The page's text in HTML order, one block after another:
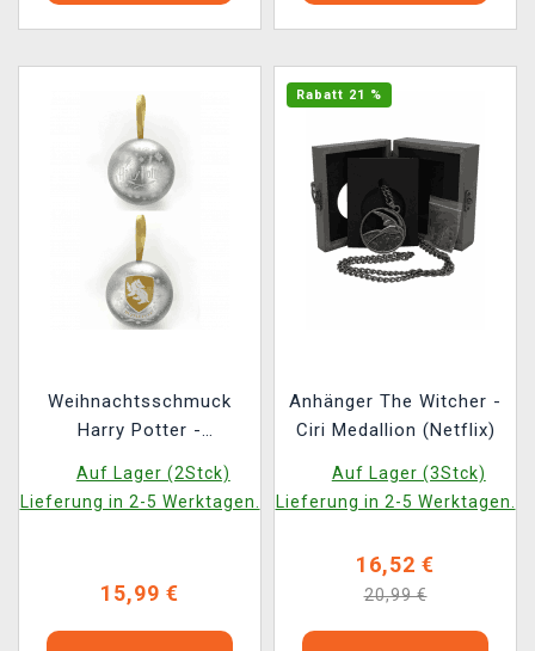
Weihnachtsschmuck
Harry Potter -
Anhänger innen)
Auf Lager (2Stck)
Lieferung in 2-5 Werktagen.
15,99 €
Rabatt 21 %
Anhänger The Witcher -
Ciri Medallion (Netflix)
Auf Lager (3Stck)
Lieferung in 2-5 Werktagen.
16,52 €
20,99 €